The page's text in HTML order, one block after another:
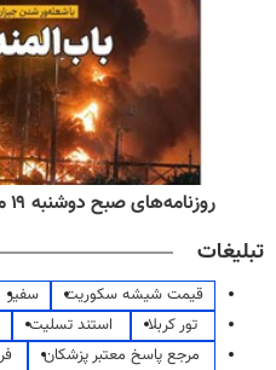
روزنامه‌های صبح دوشنبه ۱۹ مرداد ۱۴۰۵
تبلیغات
قیمت شیشه سکوریت سفیر
تور کربلا
استند تسلیت
مرجع پاسخ معتبر پزشکان